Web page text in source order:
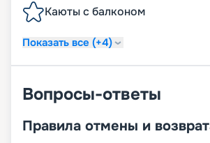
Каюты с балконом
Показать все (+4)
Вопросы-ответы
Правила отмены и